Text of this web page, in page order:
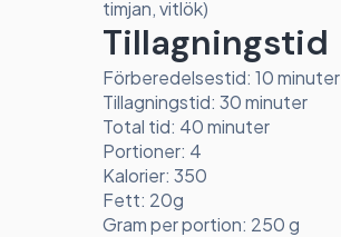
timjan, vitlök)
Tillagningstid
Förberedelsestid: 10 minuter
Tillagningstid: 30 minuter
Total tid: 40 minuter
Portioner: 4
Kalorier: 350
Fett: 20g
Gram per portion: 250 g